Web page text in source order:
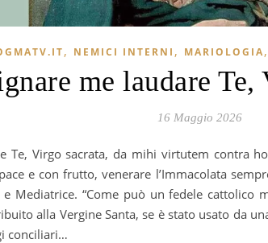
, NEMICI INTERNI , MARIOLOGIA,
me laudare Te,
16 Maggio 2026
e con frutto, venerare l’Immacolata
e Mediatrice. “Come può un fedele cattolico
alla Vergine Santa, se è stato usato da
conciliari…